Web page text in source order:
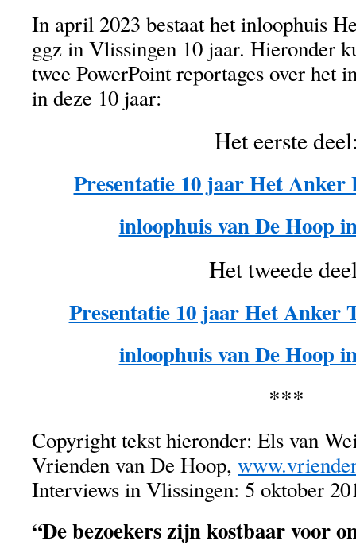
In april 2023 bestaat het inloophuis
ggz in Vlissingen 10 jaar. Hieronder
twee PowerPoint reportages over het
in deze 10 jaar:
Het eerste
Presentatie 10 jaar Het
inloophuis van De Hoop
Het tweede
Presentatie 10 jaar Het Anker
inloophuis van De Hoop
***
Copyright tekst hieronder: Els van
Vrienden van De Hoop,
Interviews in Vlissingen: 5 oktober
“De bezoekers zijn kostbaar voor